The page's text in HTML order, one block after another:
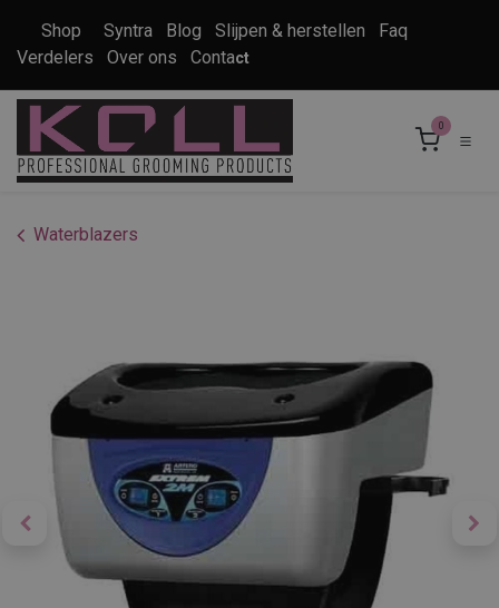
Shop Syntra Blog Slijpen & herstellen
Faq
Verdelers
Over ons Contact
0
Waterblazers